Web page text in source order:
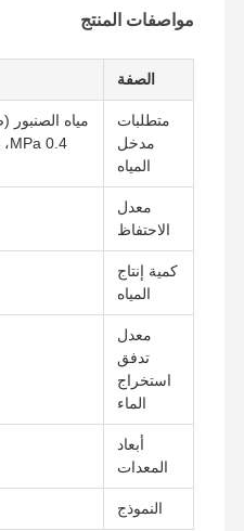
مواصفات المنتج
الصفة
متطلبات
مدخل
المياه
معدل
الاحتفاظ
كمية إنتاج
المياه
معدل
تدفق
استخراج
الماء
أبعاد
المعدات
النموذج